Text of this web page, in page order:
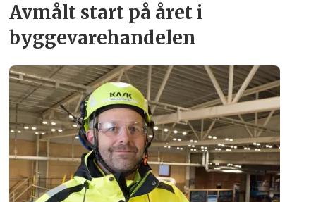
Avmålt start på året i
byggevare­handelen